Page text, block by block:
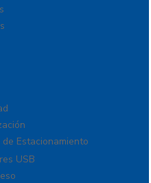
Estacionamiento
USB